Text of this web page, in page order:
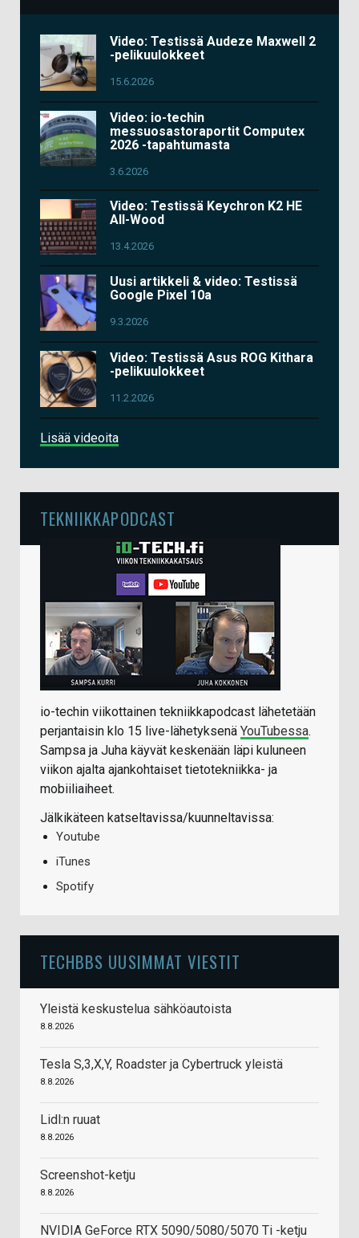
Video: Testissä Audeze Maxwell 2
-pelikuulokkeet
15.6.2026
Video: io-techin
messuosastoraportit Computex
2026 -tapahtumasta
3.6.2026
Video: Testissä Keychron K2 HE
All-Wood
13.4.2026
Uusi artikkeli & video: Testissä
Google Pixel 10a
9.3.2026
Video: Testissä Asus ROG Kithara
-pelikuulokkeet
11.2.2026
Lisää videoita
TEKNIIKKAPODCAST
io-techin viikottainen tekniikkapodcast lähetetään
perjantaisin klo 15 live-lähetyksenä YouTubessa.
Sampsa ja Juha käyvät keskenään läpi kuluneen
viikon ajalta ajankohtaiset tietotekniikka- ja
mobiiliaiheet.
Jälkikäteen katseltavissa/kuunneltavissa:
Youtube
iTunes
Spotify
TECHBBS UUSIMMAT VIESTIT
Yleistä keskustelua sähköautoista
8.8.2026
Tesla S,3,X,Y, Roadster ja Cybertruck yleistä
8.8.2026
Lidl:n ruuat
8.8.2026
Screenshot-ketju
8.8.2026
NVIDIA GeForce RTX 5090/5080/5070 Ti -ketju